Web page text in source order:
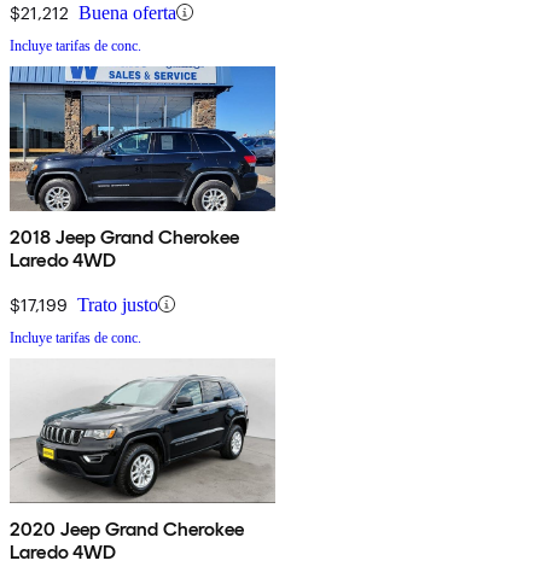
$21,212 Buena oferta
Incluye tarifas de conc.
2018 Jeep Grand Cherokee
Laredo 4WD
$17,199 Trato justo
Incluye tarifas de conc.
2020 Jeep Grand Cherokee
Laredo 4WD